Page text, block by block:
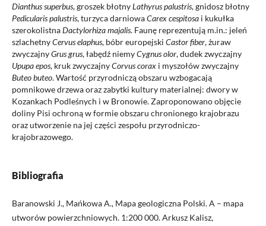
Dianthus superbus, groszek błotnyLathyrus palustris, gnidosz błotny
Pedicularis palustris, turzyca darniowaCarex cespitosa i kukułka
szerokolistnaDactylorhiza majalis. Faunę reprezentują m.in.: jeleń
szlachetnyCervus elaphus, bóbr europejski Castor fiber, żuraw
zwyczajnyGrus grus, łabędź niemyCygnus olor, dudek zwyczajny
Upupa epos, kruk zwyczajnyCorvus corax i myszołów zwyczajny
Buteo buteo. Wartość przyrodniczą obszaru wzbogacają
pomnikowe drzewa oraz zabytki kultury materialnej: dwory w
Kozankach Podleśnych i w Bronowie. Zaproponowano objęcie
doliny Pisi ochroną w formie obszaru chronionego krajobrazu
oraz utworzenie na jej części zespołu przyrodniczo-
krajobrazowego.
Bibliografia
Baranowski J., Mańkowa A., Mapa geologiczna Polski. A – mapa
utworów powierzchniowych. 1:200 000. Arkusz Kalisz,